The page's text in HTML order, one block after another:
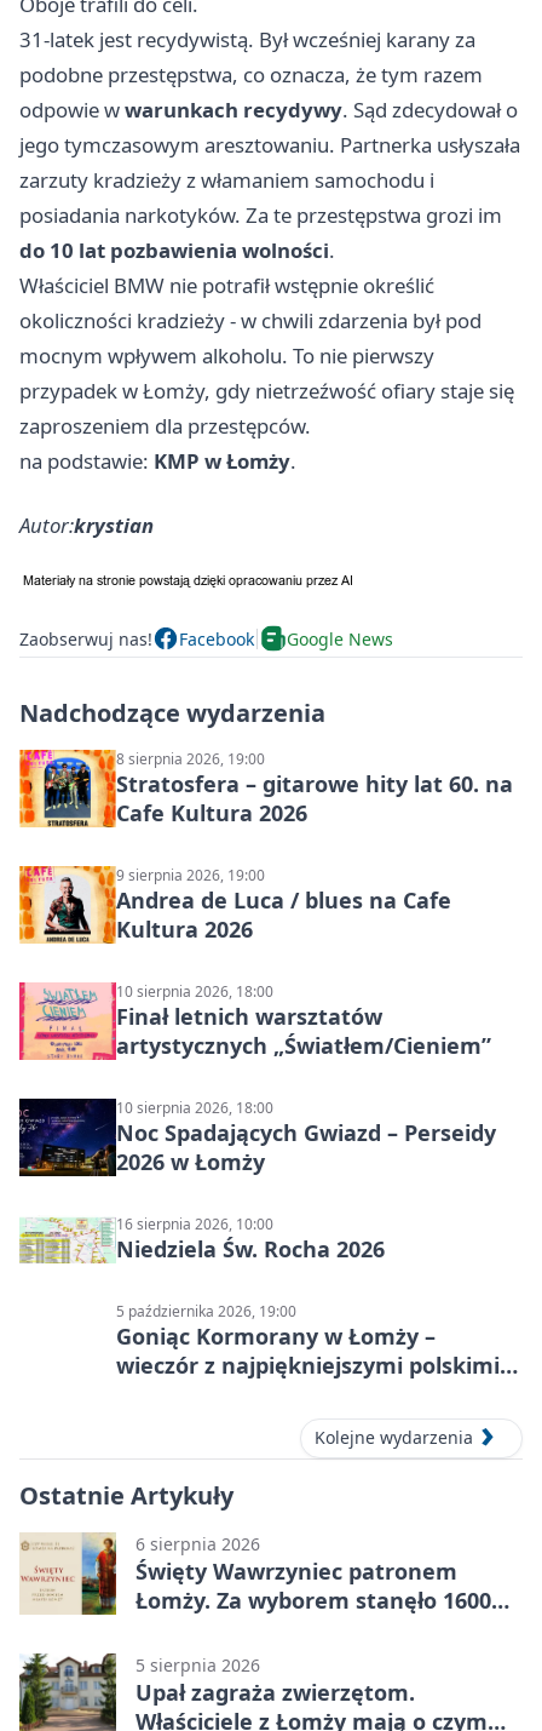
31-latek jest recydywistą. Był wcześniej karany za
podobne przestępstwa, co oznacza, że tym razem
odpowie wwarunkach recydywy. Sąd zdecydował o
jego tymczasowym aresztowaniu. Partnerka usłyszała
zarzuty kradzieży z włamaniem samochodu i
posiadania narkotyków. Za te przestępstwa grozi im
do 10 lat pozbawienia wolności.
Właściciel BMW nie potrafił wstępnie określić
okoliczności kradzieży - w chwili zdarzenia był pod
mocnym wpływem alkoholu. To nie pierwszy
przypadek w Łomży, gdy nietrzeźwość ofiary staje się
zaproszeniem dla przestępców.
na podstawie: KMP w Łomży.
Autor:krystian
Zaobserwuj nas! Facebook Google News
Nadchodzące wydarzenia
8 sierpnia 2026, 19:00
Stratosfera – gitarowe hity lat 60. na
Cafe Kultura 2026
9 sierpnia 2026, 19:00
Andrea de Luca / blues na Cafe
Kultura 2026
10 sierpnia 2026, 18:00
Finał letnich warsztatów
artystycznych „Światłem/Cieniem”
10 sierpnia 2026, 18:00
Noc Spadających Gwiazd – Perseidy
2026 w Łomży
16 sierpnia 2026, 10:00
Niedziela Św. Rocha 2026
5 października 2026, 19:00
Goniąc Kormorany w Łomży –
wieczór z najpiękniejszymi polskimi
Kolejne wydarzenia
Ostatnie Artykuły
6 sierpnia 2026
Święty Wawrzyniec patronem
Łomży. Za wyborem stanęło 1600
5 sierpnia 2026
Upał zagraża zwierzętom.
Właściciele z Łomży mają o czym